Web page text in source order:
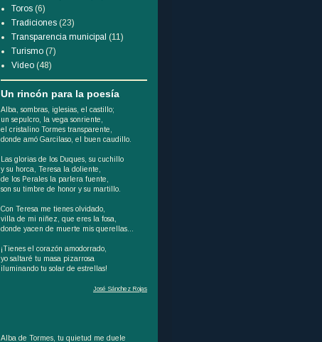
Toros (6)
Tradiciones (23)
Transparencia municipal (11)
Turismo (7)
Video (48)
Un rincón para la poesía
Alba, sombras, iglesias, el castillo;
un sepulcro, la vega sonriente,
el cristalino Tormes transparente,
donde amó Garcilaso, el buen caudillo.
Las glorias de los Duques, su cuchillo
y su horca, Teresa la doliente,
de los Perales la parlera fuente,
son su timbre de honor y su martillo.
Con Teresa me tienes olvidado,
villa de mi niñez, que eres la fosa,
donde yacen de muerte mis querellas...
¡Tienes el corazón amodorrado,
yo saltaré tu masa pizarrosa
iluminando tu solar de estrellas!
José Sánchez Rojas
Alba de Tormes, tu quietud me duele